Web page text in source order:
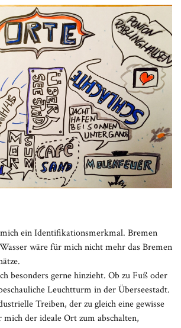
ein Identifikationsmerkmal. Bremen
wäre für mich nicht mehr das Bremen
besonders gerne hinzieht. Ob zu Fuß oder
Leuchtturm in der Überseestadt.
Treiben, der zu gleich eine gewisse
der ideale Ort zum abschalten,